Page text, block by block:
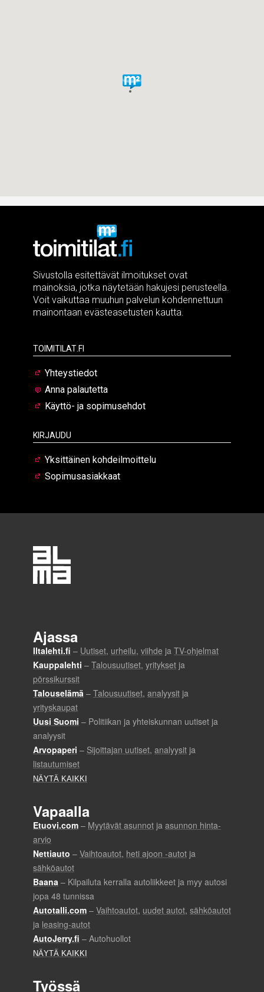
Sivustolla esitettävät ilmoitukset ovat
mainoksia, jotka näytetään hakujesi perusteella.
Voit vaikuttaa muuhun palvelun kohdennettuun
mainontaan evästeasetusten kautta.
Toimitilat.fi
Yhteystiedot
Anna palautetta
Käyttö- ja sopimusehdot
Kirjaudu
Yksittäinen kohdeilmoittelu
Sopimusasiakkaat